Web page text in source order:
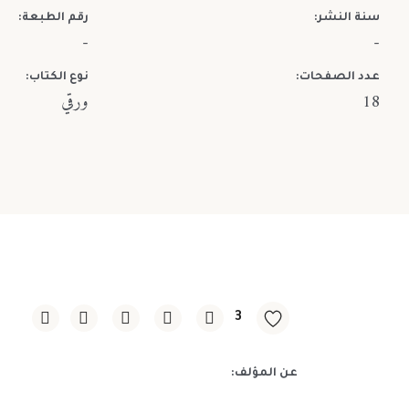
سنة النشر:
-
رقم الطبعة:
-
عدد الصفحات:
18
نوع الكتاب:
ورقي
3
عن المؤلف: